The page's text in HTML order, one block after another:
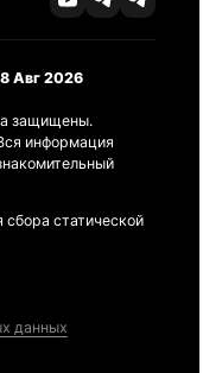
Авг 2026
защищены.
информация
статической
данных